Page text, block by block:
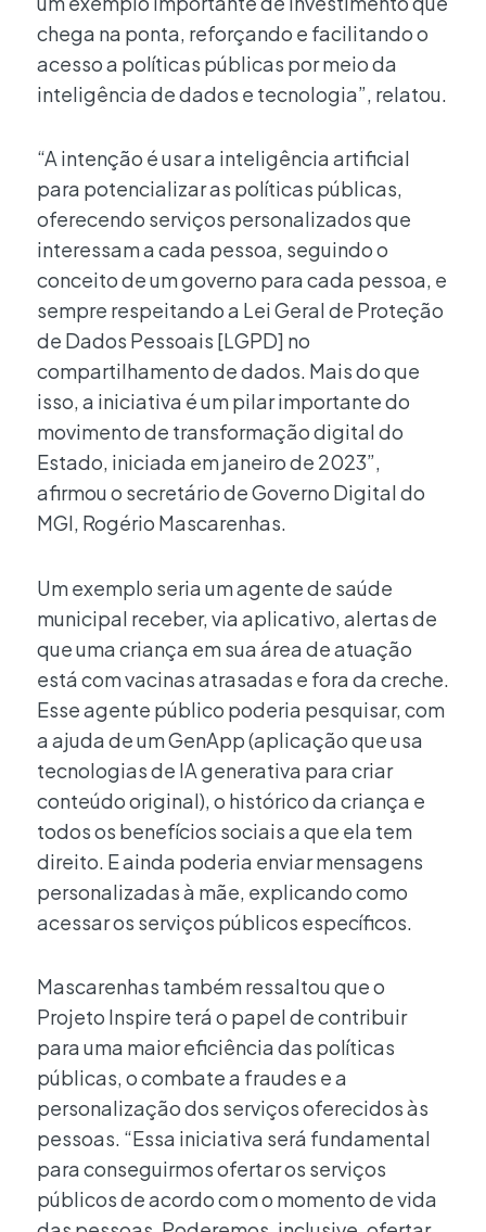
chega na ponta, reforçando e facilitando o
acesso a políticas públicas por meio da
inteligência de dados e tecnologia”, relatou.
“A intenção é usar a inteligência artificial
para potencializar as políticas públicas,
oferecendo serviços personalizados que
interessam a cada pessoa, seguindo o
conceito de um governo para cada pessoa, e
sempre respeitando a Lei Geral de Proteção
de Dados Pessoais [LGPD] no
compartilhamento de dados. Mais do que
isso, a iniciativa é um pilar importante do
movimento de transformação digital do
Estado, iniciada em janeiro de 2023”,
afirmou o secretário de Governo Digital do
MGI, Rogério Mascarenhas.
Um exemplo seria um agente de saúde
municipal receber, via aplicativo, alertas de
que uma criança em sua área de atuação
está com vacinas atrasadas e fora da creche.
Esse agente público poderia pesquisar, com
a ajuda de um GenApp (aplicação que usa
tecnologias de IA generativa para criar
conteúdo original), o histórico da criança e
todos os benefícios sociais a que ela tem
direito. E ainda poderia enviar mensagens
personalizadas à mãe, explicando como
acessar os serviços públicos específicos.
Mascarenhas também ressaltou que o
Projeto Inspire terá o papel de contribuir
para uma maior eficiência das políticas
públicas, o combate a fraudes e a
personalização dos serviços oferecidos às
pessoas. “Essa iniciativa será fundamental
para conseguirmos ofertar os serviços
públicos de acordo com o momento de vida